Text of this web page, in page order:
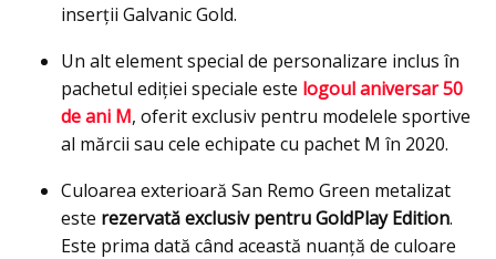
inserţii Galvanic Gold.
Un alt element special de personalizare inclus în
pachetul ediţiei speciale este logoul aniversar 50
de ani M, oferit exclusiv pentru modelele sportive
al mărcii sau cele echipate cu pachet M în 2020.
Culoarea exterioară San Remo Green metalizat
este rezervată exclusiv pentru GoldPlay Edition.
Este prima dată când această nuanţă de culoare